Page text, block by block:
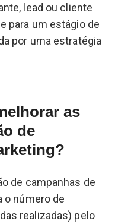
lead ou cliente
para um estágio de
por uma estratégia
as
de
de campanhas de
o número de
realizadas) pelo